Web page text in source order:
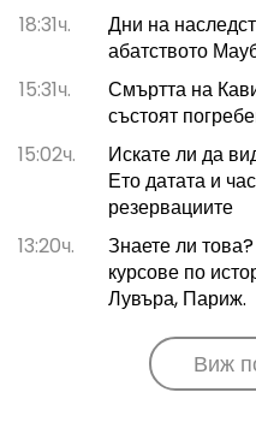
18:31ч.
Дни на
абатството
15:31ч.
Смъртта на
състоят
15:02ч.
Искате ли да
Ето датата и
резервациите
13:20ч.
Знаете ли
курсове по
Лувъра, Париж.
Виж